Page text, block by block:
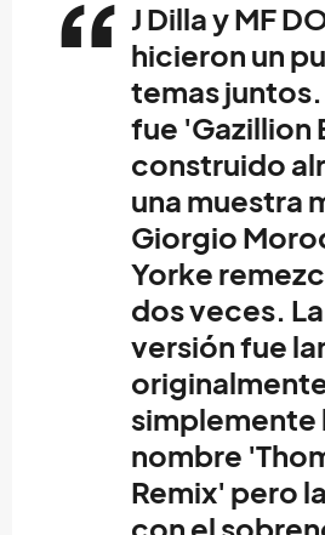
J DillayMF
hicieron un
temas juntos.
fue 'Gazillion
construido
una muestra
Giorgio
Yorke
dos veces.
versión fue
simplemente
nombre '
Remix' pero